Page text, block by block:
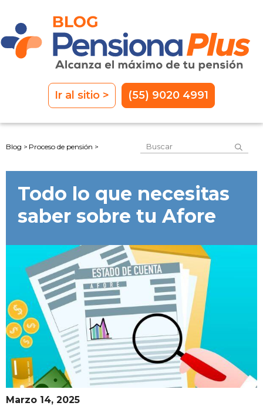
Ir al sitio > (55) 9020 4991
Blog > Proceso de pensión > Este es un campo
Todo lo que necesitas
saber sobre tu Afore
Marzo 14, 2025